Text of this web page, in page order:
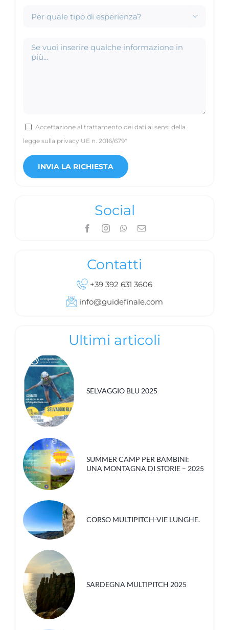

Accettazione al trattamento dei dati ai sensi della
legge sulla privacy UE n. 2016/679*
Social
Contatti
+39 392 631 3606
info@guidefinale.com
Ultimi articoli
SELVAGGIO BLU 2025
SUMMER CAMP PER BAMBINI:
UNA MONTAGNA DI STORIE – 2025
CORSO MULTIPITCH-VIE LUNGHE.
SARDEGNA MULTIPITCH 2025